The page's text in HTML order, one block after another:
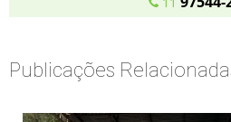
COLETA SELETIVA MATERIAIS RECICLÁVEIS
COMPRA DE MATERIAL RECICLAVEL SP
Publicações